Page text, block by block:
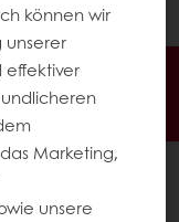
können wir
unserer
effektiver
Marketing,
unsere
bezahlen